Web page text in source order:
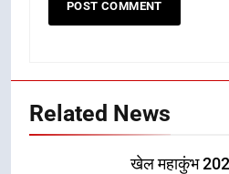
Related News
खेल महाकुंभ